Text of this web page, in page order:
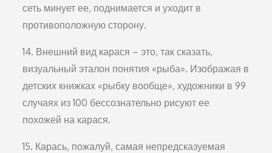
сеть минует ее, поднимается и уходит в
противоположную сторону.
14. Внешний вид карася – это, так сказать,
визуальный эталон понятия «рыба». Изображая в
детских книжках «рыбку вообще», художники в 99
случаях из 100 бессознательно рисуют ее
похожей на карася.
15. Карась, пожалуй, самая непредсказуемая